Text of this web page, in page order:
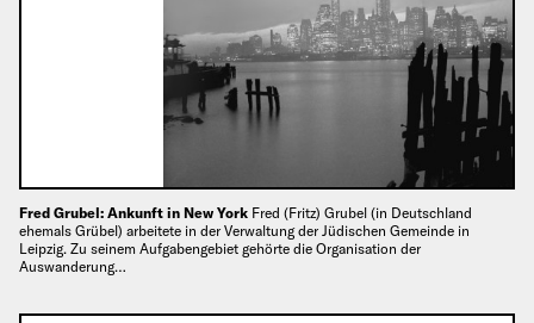
Fred Grubel: Ankunft in New York Fred (Fritz) Grubel (in Deutschland
ehemals Grübel) arbeitete in der Verwaltung der Jüdischen Gemeinde in
Leipzig. Zu seinem Aufgabengebiet gehörte die Organisation der
Auswanderung…